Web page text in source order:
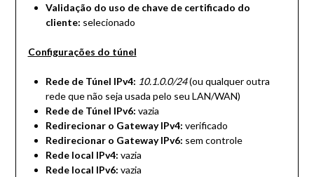
Validação do uso de chave de certificado do
cliente: selecionado
Configurações do túnel
Rede de Túnel IPv4: 10.1.0.0/24(ou qualquer outra
rede que não seja usada pelo seu LAN/WAN)
Rede de Túnel IPv6: vazia
Redirecionar o Gateway IPv4: verificado
Redirecionar o Gateway IPv6: sem controle
Rede local IPv4: vazia
Rede local IPv6: vazia